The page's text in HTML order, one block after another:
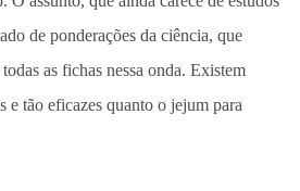
de ponderações da ciência, que
as fichas nessa onda. Existem
e tão eficazes quanto o jejum para